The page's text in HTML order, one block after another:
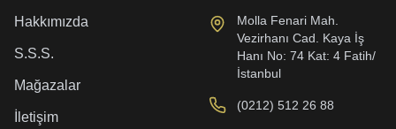
Hakkımızda
S.S.S.
Mağazalar
İletişim
Molla Fenari Mah.
Vezirhanı Cad. Kaya İş
Hanı No: 74 Kat: 4 Fatih/
İstanbul
(0212) 512 26 88